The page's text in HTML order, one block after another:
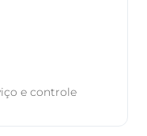
e controle